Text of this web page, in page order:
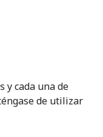
y cada una de
de utilizar